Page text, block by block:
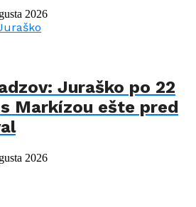
2026
Juraško po 22
Markízou ešte pred
2026